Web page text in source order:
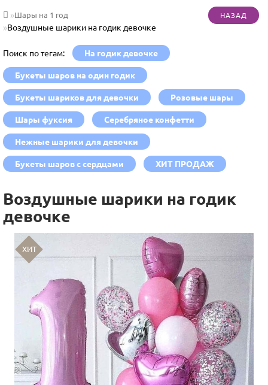
Шары на 1 год
Воздушные шарики на годик девочке
Поиск по тегам: На годик девочке
Букеты шаров на один годик
Букеты шариков для девочки Розовые шары
Шары фуксия Серебряное конфетти
Нежные шарики для девочки
Букеты шаров с сердцами ХИТ ПРОДАЖ
Воздушные шарики на годик
девочке
ХИТ